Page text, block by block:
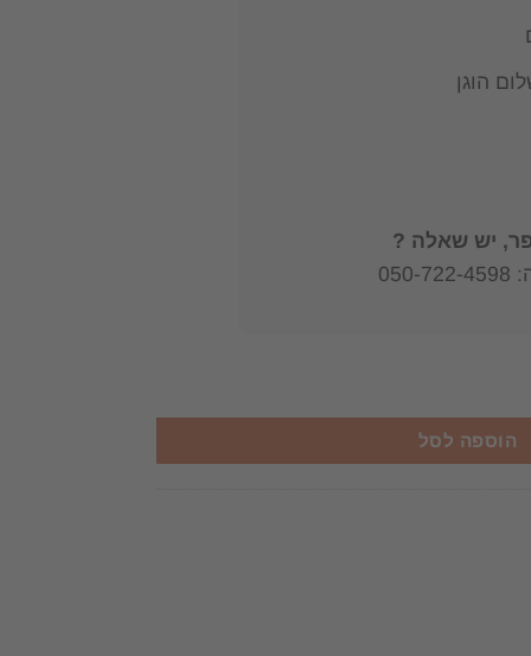
הוגן
יש שאלה ?
(מגרמנית - על-פי יוהאן היינריך פוס) / יוסף האובן
הוספה לסל